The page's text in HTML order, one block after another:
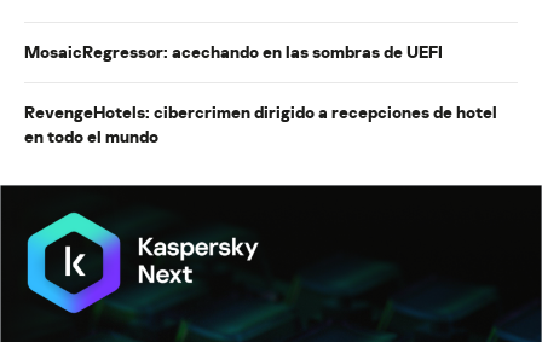
MosaicRegressor: acechando en las sombras de UEFI
RevengeHotels: cibercrimen dirigido a recepciones de hotel
en todo el mundo